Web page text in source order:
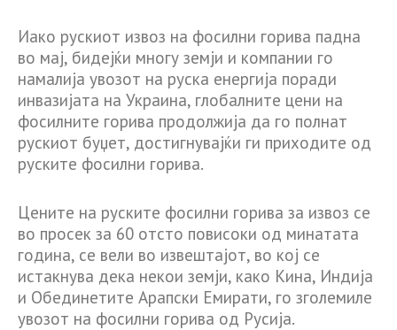
Иако рускиот извоз на фосилни горива падна
во мај, бидејќи многу земји и компании го
намалија увозот на руска енергија поради
инвазијата на Украина, глобалните цени на
фосилните горива продолжија да го полнат
рускиот буџет, достигнувајќи ги приходите од
руските фосилни горива.
Цените на руските фосилни горива за извоз се
во просек за 60 отсто повисоки од минатата
година, се вели во извештајот, во кој се
истакнува дека некои земји, како Кина, Индија
и Обединетите Арапски Емирати, го зголемиле
увозот на фосилни горива од Русија.